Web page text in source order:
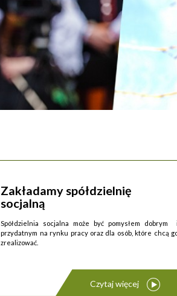
Zakładamy spółdzielnię
socjalną
Spółdzielnia socjalna może być pomysłem dobrym i
przydatnym na rynku pracy oraz dla osób, które chcą
zrealizować.
Czytaj więcej